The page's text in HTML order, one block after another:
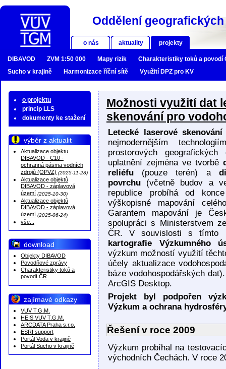
Oddělení
o nás aktuality projekty
DIBAVOD ZVM 1:50 000 Mapy rizik
Charakteristiky toků a povodí
Sucho v krajině
Harmonizace říční sítě Využití DPZ pro KV
o projektu
princip LLS
dokumenty ke stažení
výběr z aktualit
Aktualizace objektu
DIBAVOD - C10 -
ochranná pásma vodních
zdrojů (OPVZ) (2025-11-28)
Aktualizace objektů
DIBAVOD - záplavová
území (2025-10-30)
Aktualizace objektů
DIBAVOD - záplavová
území (2025-06-24)
vše...
download
Objekty DIBAVOD
Povodňové zprávy
Charakteristiky toků a
povodí ČR
zajímavé odkazy
VUV T.G.M.
HEIS VUV T.G.M.
ARCDATA Praha s.r.o.
ESRI support
Portál Voda v krajině
Portál Sucho v krajině
Možnosti využití dat
skenování pro
Letecké laserové
nejmodernějším
prostorových
uplatnění zejména ve tvorbě
reliéfu (pouze terén) a
povrchu (včetně budov a
republice probíhá od
výškopisné mapování
Garantem mapování je
spolupráci s Ministerstvem
ČR. V souvislosti s tímto
kartografie Výzkumného
výzkum možností využití
účely aktualizace
báze vodohospodářských
ArcGIS Desktop.
Projekt byl podpořen
Výzkum a ochrana
Řešení v roce 2009
Výzkum probíhal na
východních Čechách. V roce